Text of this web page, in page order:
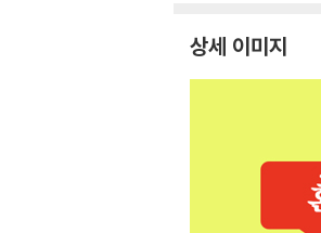
상세 이미지